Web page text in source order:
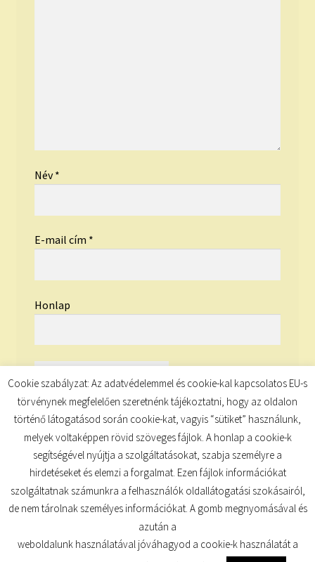
Név*
E-mail cím *
Honlap
© TUDATKULCS 2026
Cookie szabályzat: Az adatvédelemmel és cookie-kal kapcsolatos EU-s
törvénynek megfelelően szeretnénk tájékoztatni, hogy az oldalon
történő látogatásod során cookie-kat, vagyis “sütiket” használunk,
melyek voltaképpen rövid szöveges fájlok. A honlap a cookie-k
segítségével nyújtja a szolgáltatásokat, szabja személyre a
hirdetéseket és elemzi a forgalmat. Ezen fájlok információkat
szolgáltatnak számunkra a felhasználók oldallátogatási szokásairól,
de nem tárolnak személyes információkat. A gomb megnyomásával és
azután a
weboldalunk használatával jóváhagyod a cookie-k használatát a